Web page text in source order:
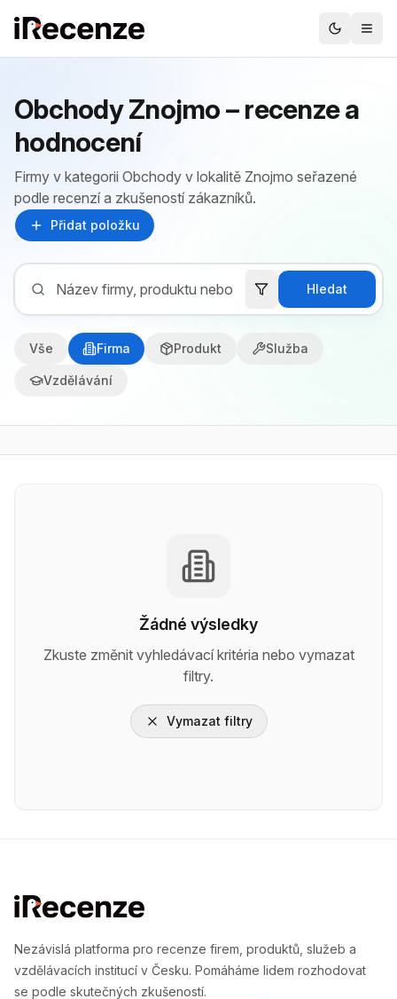
Obchody Znojmo – recenze a
hodnocení
Firmy v kategorii Obchody v lokalitě Znojmo seřazené
podle recenzí a zkušeností zákazníků.
Přidat položku
Hledat
Vše Firma Produkt Služba
Vzdělávání
Žádné výsledky
Zkuste změnit vyhledávací kritéria nebo vymazat
filtry.
Vymazat filtry
Nezávislá platforma pro recenze firem, produktů, služeb a
vzdělávacích institucí v Česku. Pomáháme lidem rozhodovat
se podle skutečných zkušeností.